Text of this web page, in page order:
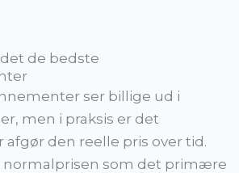
de bedste
ser billige ud i
men i praksis er det
den reelle pris over tid.
normalprisen som det primære